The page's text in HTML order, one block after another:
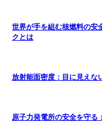
世界が手を組む核燃料の安
クとは
放射能面密度：目に見えな
原子力発電所の安全を守る